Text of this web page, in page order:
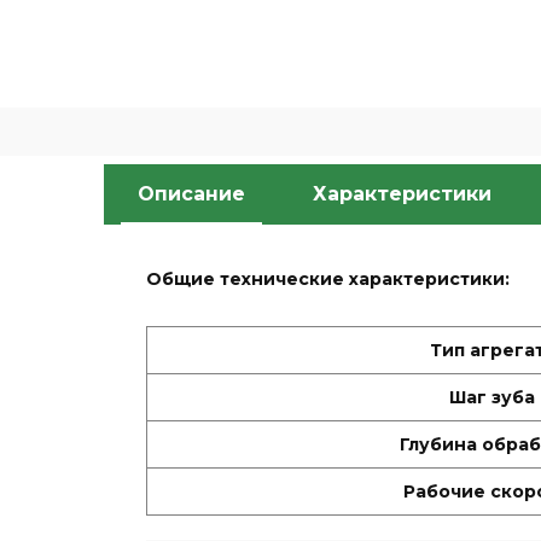
Описание Характеристики
Общие технические характеристики:
Тип
Шаг зуба
Глубина
Рабочие